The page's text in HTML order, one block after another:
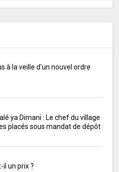
à la veille d'un nouvel ordre
ya Dimani : Le chef du village
placés sous mandat de dépôt
il un prix ?